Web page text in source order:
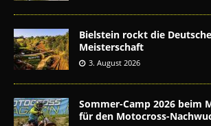
Bielstein rockt die
Meisterschaft
3. August 2026
Sommer-Camp 2026 beim
für den Motocross-